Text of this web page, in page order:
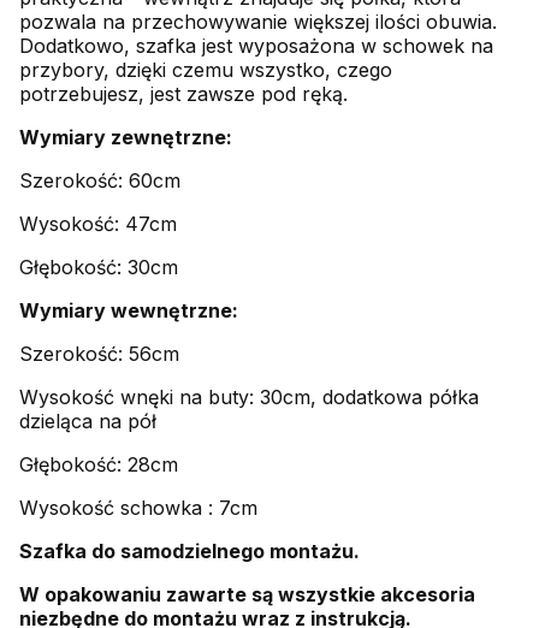
pozwala na przechowywanie większej ilości obuwia.
Dodatkowo, szafka jest wyposażona w schowek na
przybory, dzięki czemu wszystko, czego
potrzebujesz, jest zawsze pod ręką.
Wymiary zewnętrzne:
Szerokość: 60cm
Wysokość: 47cm
Głębokość: 30cm
Wymiary wewnętrzne:
Szerokość: 56cm
Wysokość wnęki na buty: 30cm, dodatkowa półka
dzieląca na pół
Głębokość: 28cm
Wysokość schowka : 7cm
Szafka do samodzielnego montażu.
W opakowaniu zawarte są wszystkie akcesoria
niezbędne do montażu wraz z instrukcją.